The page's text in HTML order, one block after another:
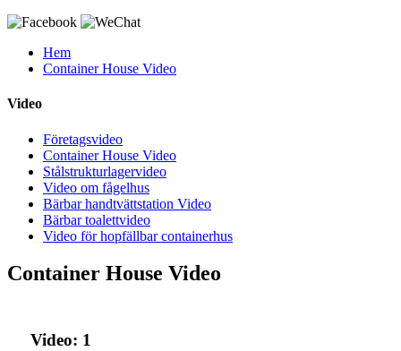
Hem
Container House Video
Video
Företagsvideo
Container House Video
Stålstrukturlagervideo
Video om fågelhus
Bärbar handtvättstation Video
Bärbar toalettvideo
Video för hopfällbar containerhus
Container House Video
Video: 1